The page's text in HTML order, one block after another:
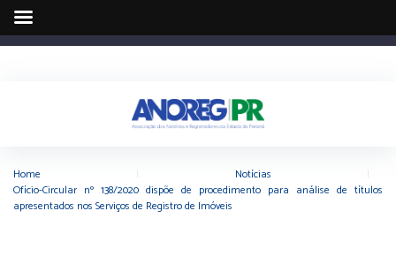
Home Notícias
Ofício-Circular nº 138/2020 dispõe de procedimento para análise de títulos
apresentados nos Serviços de Registro de Imóveis